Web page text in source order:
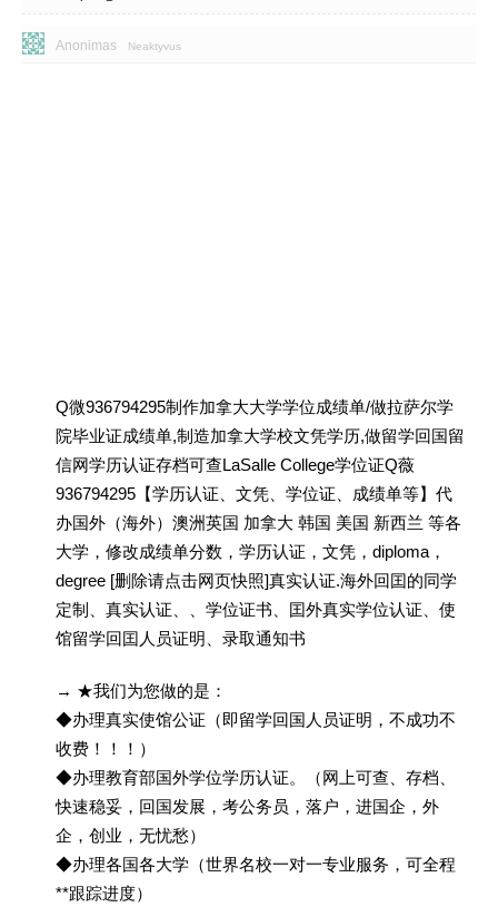
Anonimas Neaktyvus
Q微936794295制作加拿大大学学位成绩单/做拉萨尔学
院毕业证成绩单,制造加拿大学校文凭学历,做留学回国留
信网学历认证存档可查LaSalle College学位证Q薇
936794295【学历认证、文凭、学位证、成绩单等】代
办国外（海外）澳洲英国 加拿大 韩国 美国 新西兰 等各
大学，修改成绩单分数，学历认证，文凭，diploma，
degree [删除请点击网页快照]真实认证.海外回囯的同学
定制、真实认证、、学位证书、囯外真实学位认证、使
馆留学回囯人员证明、录取通知书
→ ★我们为您做的是：
◆办理真实使馆公证（即留学回国人员证明，不成功不
收费！！！）
◆办理教育部国外学位学历认证。（网上可查、存档、
快速稳妥，回国发展，考公务员，落户，进国企，外
企，创业，无忧愁）
◆办理各国各大学（世界名校一对一专业服务，可全程
**跟踪进度）